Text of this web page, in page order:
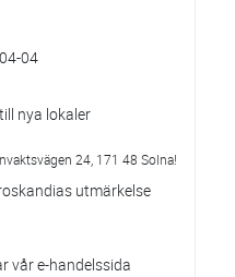
04
nya lokaler
24, 171 48 Solna!
utmärkelse
vår e-handelssida